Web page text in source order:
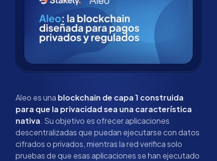
Aleo es una blockchain de capa 1 construida
para que la privacidad sea una característica
nativa. Su objetivo es ofrecer aplicaciones
descentralizadas que puedan ejecutarse con datos
cifrados o privados, mientras la red verifica solo
pruebas de que esas aplicaciones se han ejecutado